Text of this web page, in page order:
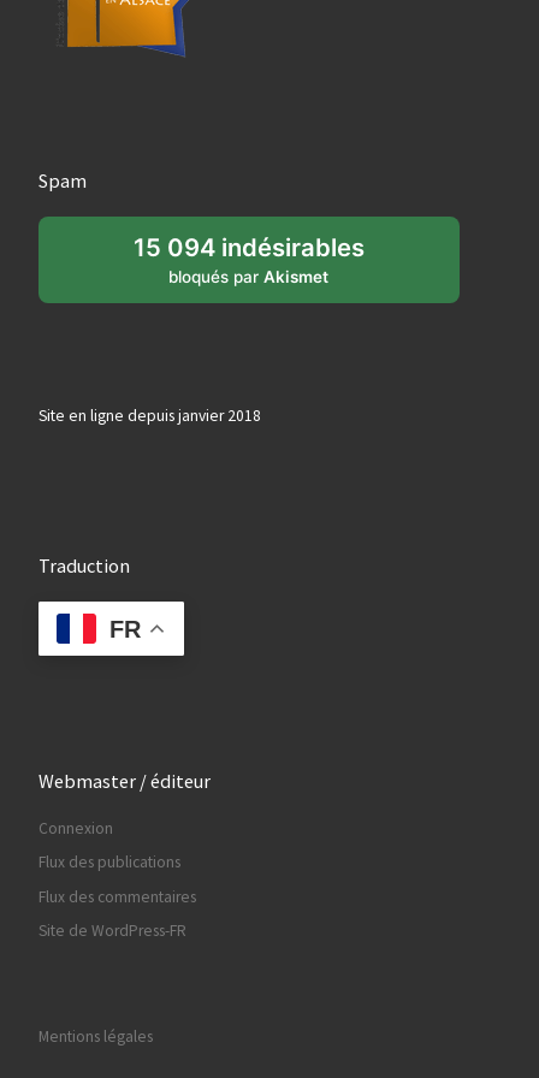
Spam
15 094 indésirables
bloqués parAkismet
Site en ligne depuis janvier 2018
Traduction
FR
Webmaster / éditeur
Connexion
Flux des publications
Flux des commentaires
Site de WordPress-FR
Mentions légales